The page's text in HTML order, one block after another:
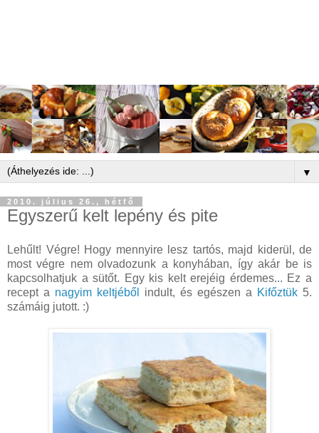
▼
2010. július 26., hétfő
Egyszerű kelt lepény és pite
Lehűlt! Végre! Hogy mennyire lesz tartós, majd kiderül, de
most végre nem olvadozunk a konyhában, így akár be is
kapcsolhatjuk a sütőt. Egy kis kelt erejéig érdemes... Ez a
recept a nagyim keltjéből indult, és egészen a Kifőztük 5.
számáig jutott. :)